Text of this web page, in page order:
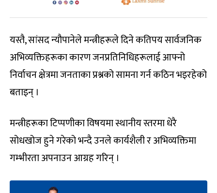
यस्तै, सांसद न्यौपानेले मन्त्रीहरूले दिने कतिपय सार्वजनिक
अभिव्यक्तिहरूका कारण जनप्रतिनिधिहरूलाई आफ्नो
निर्वाचन क्षेत्रमा जनताका प्रश्नको सामना गर्न कठिन भइरहेको
बताइन् ।
मन्त्रीहरूका टिप्पणीका विषयमा स्थानीय स्तरमा धेरै
सोधखोज हुने गरेको भन्दै उनले कार्यशैली र अभिव्यक्तिमा
गम्भीरता अपनाउन आग्रह गरिन् ।